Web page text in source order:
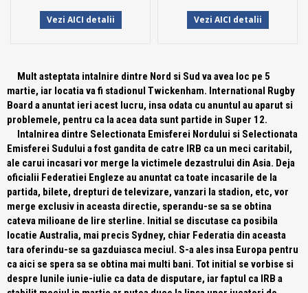
Vezi AICI detalii Vezi AICI detalii
Mult asteptata intalnire dintre Nord si Sud va avea loc pe 5
martie, iar locatia va fi stadionul Twickenham. International Rugby
Board a anuntat ieri acest lucru, insa odata cu anuntul au aparut si
problemele, pentru ca la acea data sunt partide in Super 12.
Intalnirea dintre Selectionata Emisferei Nordului si Selectionata
Emisferei Sudului a fost gandita de catre IRB ca un meci caritabil,
ale carui incasari vor merge la victimele dezastrului din Asia. Deja
oficialii Federatiei Engleze au anuntat ca toate incasarile de la
partida, bilete, drepturi de televizare, vanzari la stadion, etc, vor
merge exclusiv in aceasta directie, sperandu-se sa se obtina
cateva milioane de lire sterline. Initial se discutase ca posibila
locatie Australia, mai precis Sydney, chiar Federatia din aceasta
tara oferindu-se sa gazduiasca meciul. S-a ales insa Europa pentru
ca aici se spera sa se obtina mai multi bani. Tot initial se vorbise si
despre lunile iunie-iulie ca data de disputare, iar faptul ca IRB a